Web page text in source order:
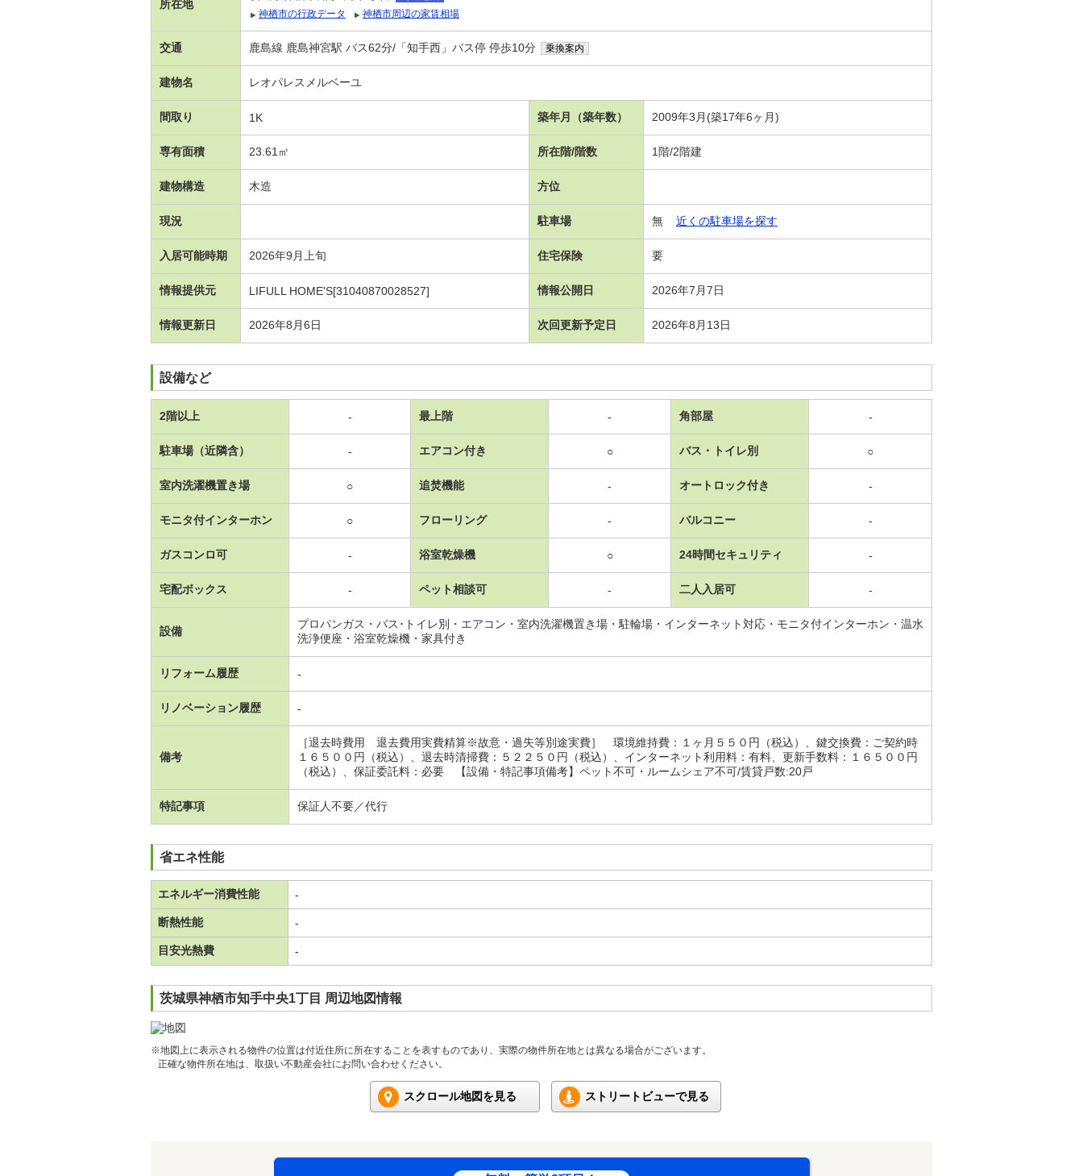
所在地
神栖市の行政データ
神栖市周辺の家賃相場
交通 鹿島線 鹿島神宮駅 バス62分/「知手西」バス停 停歩10分 乗換案内
建物名 レオパレスメルベーユ
間取り 1K 築年月（築年数） 2009年3月(築17年6ヶ月)
専有面積 23.61㎡ 所在階/階数 1階/2階建
建物構造 木造 方位
現況 駐車場 無 近くの駐車場を探す
入居可能時期 2026年9月上旬 住宅保険 要
情報提供元 LIFULL HOME'S[31040870028527] 情報公開日 2026年7月7日
情報更新日 2026年8月6日 次回更新予定日 2026年8月13日
設備など
2階以上 - 最上階 - 角部屋 -
駐車場（近隣含） - エアコン付き ○ バス・トイレ別 ○
室内洗濯機置き場 ○ 追焚機能 - オートロック付き -
モニタ付インターホン ○ フローリング - バルコニー -
ガスコンロ可 - 浴室乾燥機 ○ 24時間セキュリティ -
宅配ボックス - ペット相談可 - 二人入居可 -
設備
プロパンガス・バス･トイレ別・エアコン・室内洗濯機置き場・駐輪場・インターネット対応・モニタ付インターホン・温水
洗浄便座・浴室乾燥機・家具付き
リフォーム履歴 -
リノベーション履歴 -
備考
［退去時費用 退去費用実費精算※故意・過失等別途実費］ 環境維持費：１ヶ月５５０円（税込）、鍵交換費：ご契約時
１６５００円（税込）、退去時清掃費：５２２５０円（税込）、インターネット利用料：有料、更新手数料：１６５００円
（税込）、保証委託料：必要 【設備・特記事項備考】ペット不可・ルームシェア不可/賃貸戸数:20戸
特記事項 保証人不要／代行
省エネ性能
エネルギー消費性能 -
断熱性能 -
目安光熱費 -
茨城県神栖市知手中央1丁目 周辺地図情報
※地図上に表示される物件の位置は付近住所に所在することを表すものであり、実際の物件所在地とは異なる場合がございます。
正確な物件所在地は、取扱い不動産会社にお問い合わせください。
スクロール地図を見る ストリートビューで見る